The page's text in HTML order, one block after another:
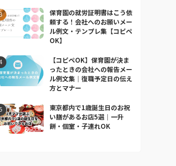
保育園の就労証明書はこう依
頼する！会社へのお願いメー
ル例文・テンプレ集【コピペ
OK】
【コピペOK】保育園が決ま
ったときの会社への報告メー
ル例文集｜復職予定日の伝え
方とマナー
東京都内で1歳誕生日のお祝
い膳があるお店5選｜一升
餅・個室・子連れOK